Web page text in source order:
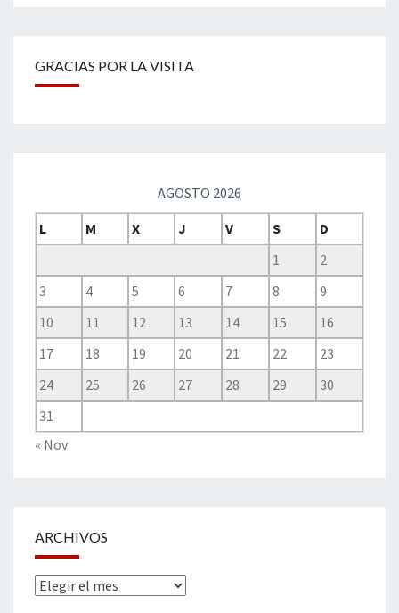
GRACIAS POR LA VISITA
AGOSTO 2026
L
M X J V S
D
1
2
3
4 5 6 7 8
9
10
11 12 13 14 15
16
17
18 19 20 21 22
23
24
25 26 27 28 29
30
31
« Nov
ARCHIVOS
Archivos